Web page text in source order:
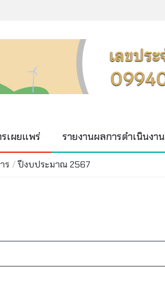
เผยแพร่ รายงานผลการดำเนินงาน
ร /ปีงบประมาณ 2567